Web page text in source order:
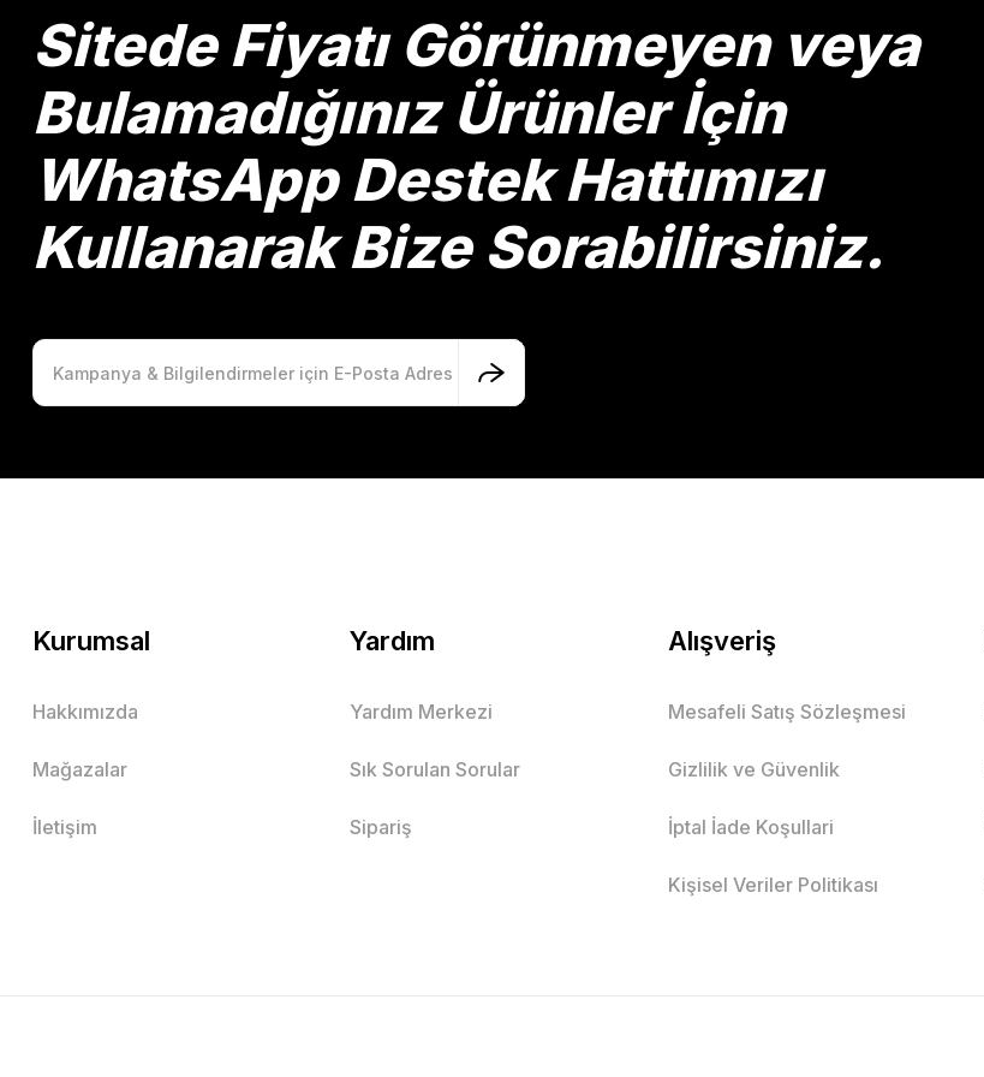
Ürün fiyatı diğer sitelerden daha pahalı.
Bu ürüne benzer farklı alternatifler olmalı.
Gönder
Sitede Fiyatı Görünmeyen veya
Bulamadığınız Ürünler İçin
WhatsApp Destek Hattımızı
Kullanarak Bize Sorabilirsiniz.
Kurumsal
Hakkımızda
Mağazalar
İletişim
Yardım
Yardım Merkezi
Sık Sorulan Sorular
Sipariş
Alışveriş
Mesafeli Satış Sözleşmesi
Gizlilik ve Güvenlik
İptal İade Koşullari
Kişisel Veriler Politikası